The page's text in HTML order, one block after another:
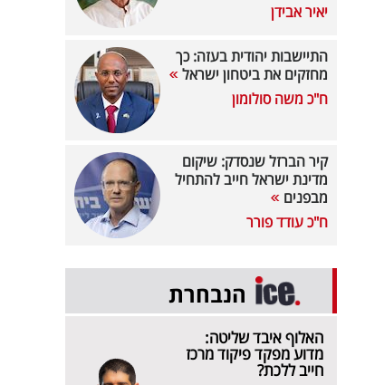
יאיר אבידן
התיישבות יהודית בעזה: כך
מחזקים את ביטחון ישראל
ח"כ משה סולומון
קיר הברזל שנסדק: שיקום
מדינת ישראל חייב להתחיל
מבפנים
ח"כ עודד פורר
הנבחרת
האלוף איבד שליטה:
מדוע מפקד פיקוד מרכז
חייב ללכת?